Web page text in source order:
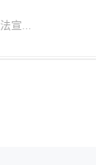
宣...